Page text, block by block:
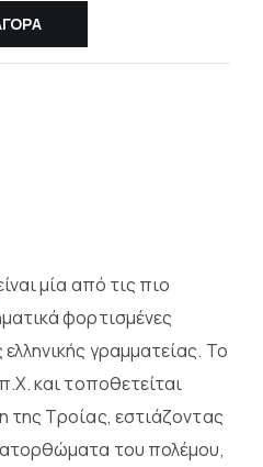
μία από τις πιο
φορτισμένες
γραμματείας. Το
και τοποθετείται
της Τροίας, εστιάζοντας
του πολέμου,